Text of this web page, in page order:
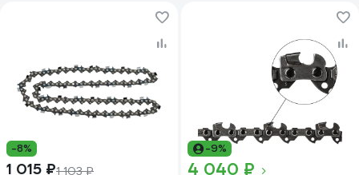
-8%
1 015 ₽1 103 ₽
-9%
4 040 ₽